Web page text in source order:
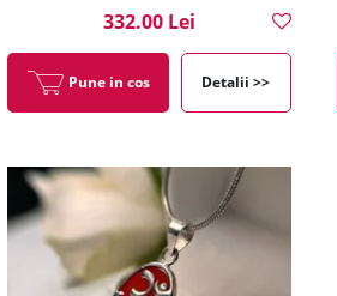
332.00 Lei
Pune in cos Detalii >>